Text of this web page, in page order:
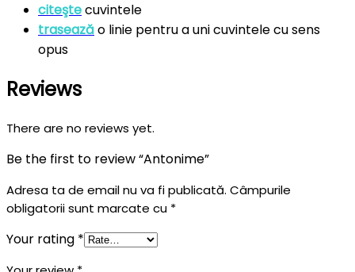
citeştecuvintele
traseazăo linie pentru a uni cuvintele cu sens
opus
Reviews
There are no reviews yet.
Be the first to review “Antonime”
Adresa ta de email nu va fi publicată. Câmpurile
obligatorii sunt marcate cu *
Your rating *